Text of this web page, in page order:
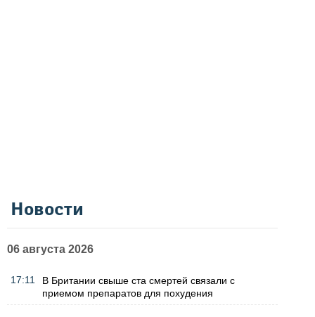
Новости
06 августа 2026
17:11
В Британии свыше ста смертей связали с
приемом препаратов для похудения